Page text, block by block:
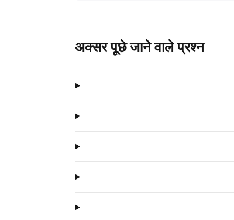
अक्सर पूछे जाने वाले प्रश्न